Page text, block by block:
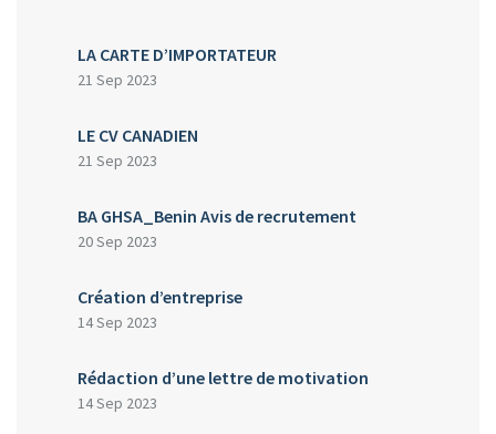
LA CARTE D’IMPORTATEUR
21 Sep 2023
LE CV CANADIEN
21 Sep 2023
BA GHSA_Benin Avis de recrutement
20 Sep 2023
Création d’entreprise
14 Sep 2023
Rédaction d’une lettre de motivation
14 Sep 2023